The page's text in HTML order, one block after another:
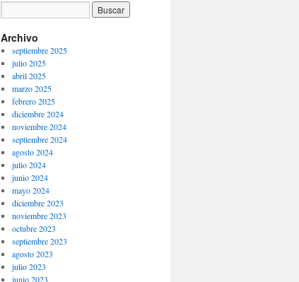
Archivo
septiembre 2025
julio 2025
abril 2025
marzo 2025
febrero 2025
diciembre 2024
noviembre 2024
septiembre 2024
agosto 2024
julio 2024
junio 2024
mayo 2024
diciembre 2023
noviembre 2023
octubre 2023
septiembre 2023
agosto 2023
julio 2023
junio 2023